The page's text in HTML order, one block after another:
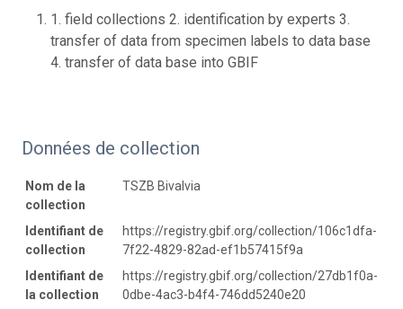
1. field collections 2. identification by experts 3.
transfer of data from specimen labels to data base
4. transfer of data base into GBIF
Données de collection
Nom de la
collection
TSZB Bivalvia
Identifiant de
collection
https://registry.gbif.org/collection/106c1dfa-
7f22-4829-82ad-ef1b57415f9a
Identifiant de
la collection
https://registry.gbif.org/collection/27db1f0a-
0dbe-4ac3-b4f4-746dd5240e20